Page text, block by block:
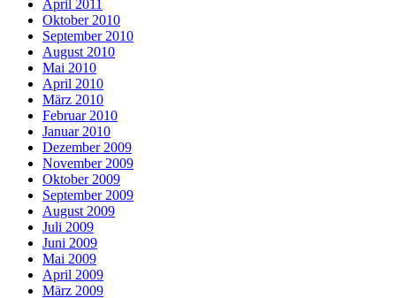
April 2011
Oktober 2010
September 2010
August 2010
Mai 2010
April 2010
März 2010
Februar 2010
Januar 2010
Dezember 2009
November 2009
Oktober 2009
September 2009
August 2009
Juli 2009
Juni 2009
Mai 2009
April 2009
März 2009